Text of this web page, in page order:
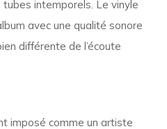
intemporels. Le vinyle
avec une qualité sonore
différente de l’écoute
imposé comme un artiste